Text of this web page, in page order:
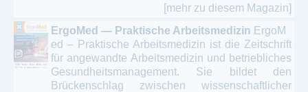
[mehr zu diesem Magazin]
ErgoMed — Praktische Arbeitsmedizin ErgoM
ed – Praktische Arbeitsmedizin ist die Zeitschrift
für angewandte Arbeitsmedizin und betriebliches
Gesundheitsmanagement. Sie bildet den
Brückenschlag zwischen wissenschaftlicher